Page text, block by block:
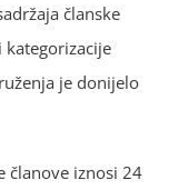
članske
kategorizacije
je donijelo
članove iznosi 24